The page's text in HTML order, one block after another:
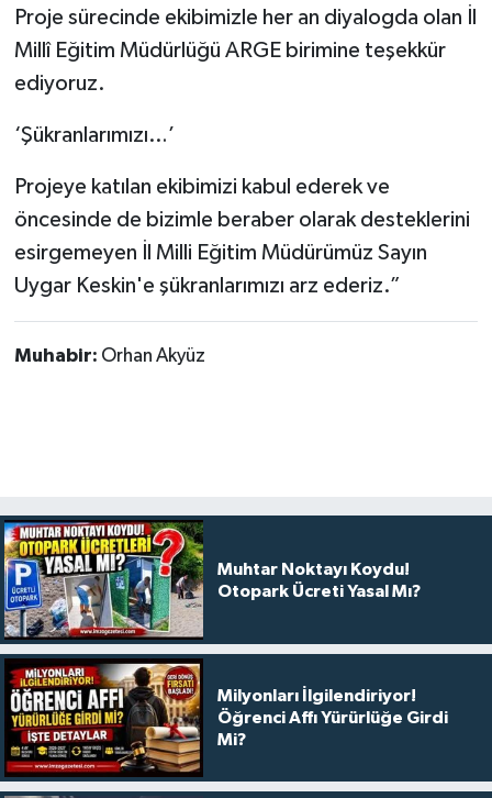
Proje sürecinde ekibimizle her an diyalogda olan İl
Millî Eğitim Müdürlüğü ARGE birimine teşekkür
ediyoruz.
‘Şükranlarımızı…’
​Projeye katılan ekibimizi kabul ederek ve
öncesinde de bizimle beraber olarak desteklerini
esirgemeyen İl Milli Eğitim Müdürümüz Sayın
Uygar Keskin'e şükranlarımızı arz ederiz.”
Muhabir: Orhan Akyüz
Muhtar Noktayı Koydu!
Otopark Ücreti Yasal Mı?
Milyonları İlgilendiriyor!
Öğrenci Affı Yürürlüğe Girdi
Mi?